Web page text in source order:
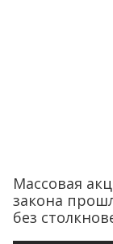
Массовая
закона
без